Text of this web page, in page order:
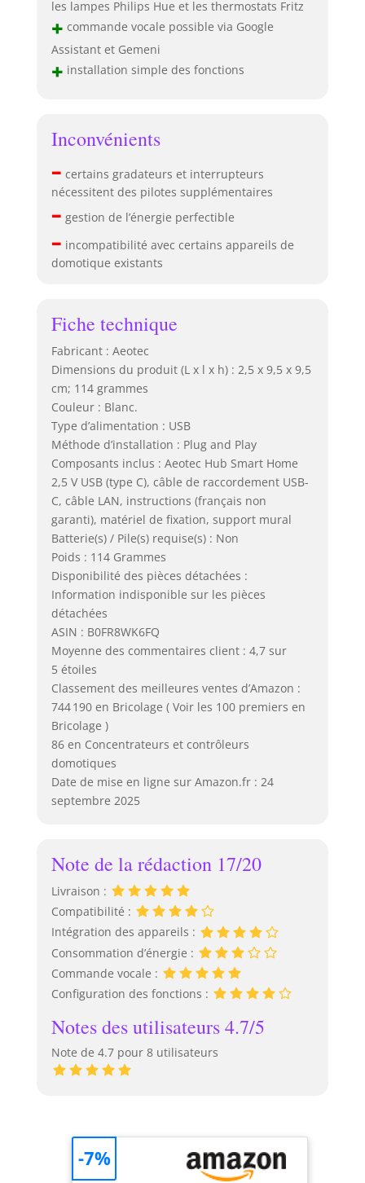
les lampes Philips Hue et les thermostats Fritz
+ commande vocale possible via Google
Assistant et Gemeni
+ installation simple des fonctions
Inconvénients
– certains gradateurs et interrupteurs
nécessitent des pilotes supplémentaires
– gestion de l’énergie perfectible
– incompatibilité avec certains appareils de
domotique existants
Fiche technique
Fabricant : Aeotec
Dimensions du produit (L x l x h) : 2,5 x 9,5 x 9,5
cm; 114 grammes
Couleur : Blanc.
Type d’alimentation : USB
Méthode d’installation : Plug and Play
Composants inclus : Aeotec Hub Smart Home
2,5 V USB (type C), câble de raccordement USB-
C, câble LAN, instructions (français non
garanti), matériel de fixation, support mural
Batterie(s) / Pile(s) requise(s) : Non
Poids : 114 Grammes
Disponibilité des pièces détachées :
Information indisponible sur les pièces
détachées
ASIN : B0FR8WK6FQ
Moyenne des commentaires client : 4,7 sur
5 étoiles
Classement des meilleures ventes d’Amazon :
744 190 en Bricolage ( Voir les 100 premiers en
Bricolage )
86 en Concentrateurs et contrôleurs
domotiques
Date de mise en ligne sur Amazon.fr : 24
septembre 2025
Note de la rédaction 17/20
Livraison :
Compatibilité :
Intégration des appareils :
Consommation d’énergie :
Commande vocale :
Configuration des fonctions :
Notes des utilisateurs 4.7/5
Note de 4.7 pour 8 utilisateurs
-7%